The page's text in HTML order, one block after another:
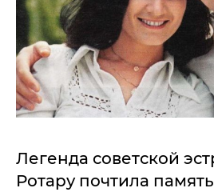
Легенда советской
Ротару почтила